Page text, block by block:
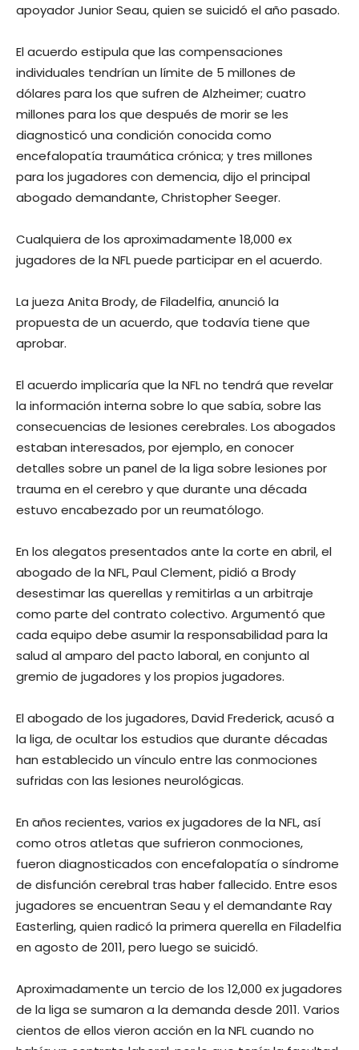
apoyador Junior Seau, quien se suicidó el año pasado.
El acuerdo estipula que las compensaciones
individuales tendrían un límite de 5 millones de
dólares para los que sufren de Alzheimer; cuatro
millones para los que después de morir se les
diagnosticó una condición conocida como
encefalopatía traumática crónica; y tres millones
para los jugadores con demencia, dijo el principal
abogado demandante, Christopher Seeger.
Cualquiera de los aproximadamente 18,000 ex
jugadores de la NFL puede participar en el acuerdo.
La jueza Anita Brody, de Filadelfia, anunció la
propuesta de un acuerdo, que todavía tiene que
aprobar.
El acuerdo implicaría que la NFL no tendrá que revelar
la información interna sobre lo que sabía, sobre las
consecuencias de lesiones cerebrales. Los abogados
estaban interesados, por ejemplo, en conocer
detalles sobre un panel de la liga sobre lesiones por
trauma en el cerebro y que durante una década
estuvo encabezado por un reumatólogo.
En los alegatos presentados ante la corte en abril, el
abogado de la NFL, Paul Clement, pidió a Brody
desestimar las querellas y remitirlas a un arbitraje
como parte del contrato colectivo. Argumentó que
cada equipo debe asumir la responsabilidad para la
salud al amparo del pacto laboral, en conjunto al
gremio de jugadores y los propios jugadores.
El abogado de los jugadores, David Frederick, acusó a
la liga, de ocultar los estudios que durante décadas
han establecido un vínculo entre las conmociones
sufridas con las lesiones neurológicas.
En años recientes, varios ex jugadores de la NFL, así
como otros atletas que sufrieron conmociones,
fueron diagnosticados con encefalopatía o síndrome
de disfunción cerebral tras haber fallecido. Entre esos
jugadores se encuentran Seau y el demandante Ray
Easterling, quien radicó la primera querella en Filadelfia
en agosto de 2011, pero luego se suicidó.
Aproximadamente un tercio de los 12,000 ex jugadores
de la liga se sumaron a la demanda desde 2011. Varios
cientos de ellos vieron acción en la NFL cuando no